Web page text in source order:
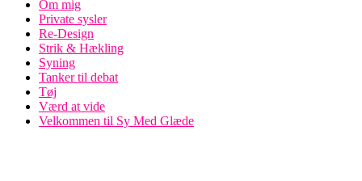
Om mig
Private sysler
Re-Design
Strik & Hækling
Syning
Tanker til debat
Tøj
Værd at vide
Velkommen til Sy Med Glæde